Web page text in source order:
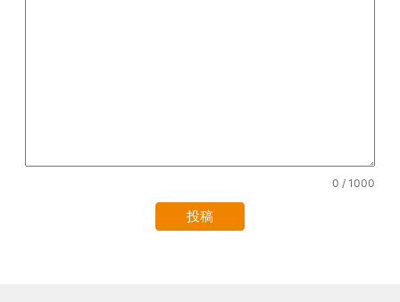
0 / 1000